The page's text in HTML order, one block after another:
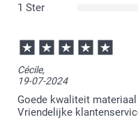
1 Ster
Cécile,
19-07-2024
Goede kwaliteit
Vriendelijke